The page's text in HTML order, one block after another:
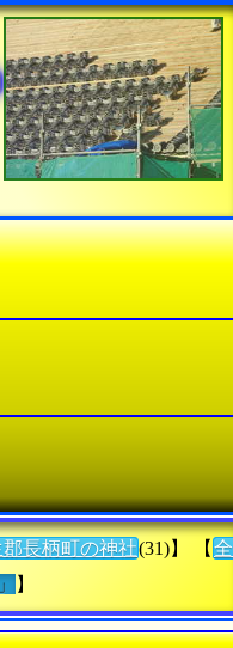
長柄町の神社(31)】 【 全
】